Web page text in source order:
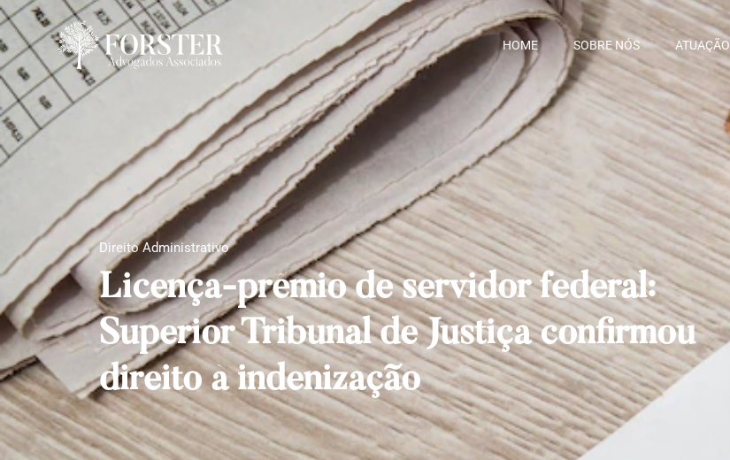
HOME SOBRE NÓS ATUAÇÃO
Direito Administrativo
Licença-prêmio de servidor federal:
Superior Tribunal de Justiça confirmou
direito à indenização